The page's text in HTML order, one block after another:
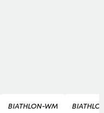
BIATHLON-WM